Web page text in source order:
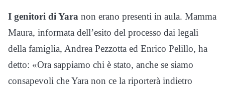
I genitori di Yara non erano presenti in aula. Mamma
Maura, informata dell’esito del processo dai legali
della famiglia, Andrea Pezzotta ed Enrico Pelillo, ha
detto: «Ora sappiamo chi è stato, anche se siamo
consapevoli che Yara non ce la riporterà indietro